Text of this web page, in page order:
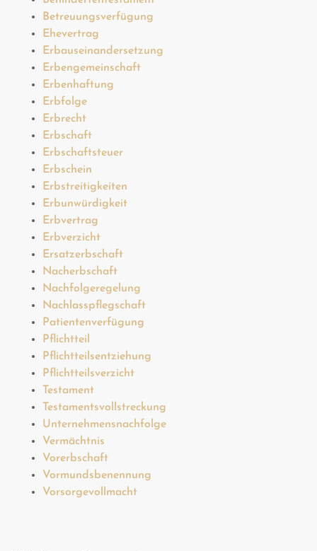
Betreuungsverfügung
Ehevertrag
Erbauseinandersetzung
Erbengemeinschaft
Erbenhaftung
Erbfolge
Erbrecht
Erbschaft
Erbschaftsteuer
Erbschein
Erbstreitigkeiten
Erbunwürdigkeit
Erbvertrag
Erbverzicht
Ersatzerbschaft
Nacherbschaft
Nachfolgeregelung
Nachlasspflegschaft
Patientenverfügung
Pflichtteil
Pflichtteilsentziehung
Pflichtteilsverzicht
Testament
Testamentsvollstreckung
Unternehmensnachfolge
Vermächtnis
Vorerbschaft
Vormundsbenennung
Vorsorgevollmacht